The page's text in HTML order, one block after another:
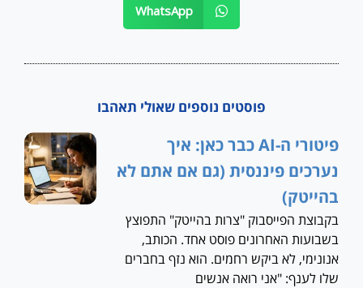
WhatsApp
פוסטים נוספים שאולי תאהבו
פיטורי ה-AI כבר כאן: איך
נערכים פיננסית (גם אם אתם לא
בהייטק)
בקבוצת הפייסבוק "צרות בהייטק" התפוצץ
בשבועות האחרונים פוסט אחד. הכותב,
אנונימי, לא ביקש רחמים. הוא נזף בחברים
שלו לענף: "אני רואה אנשים